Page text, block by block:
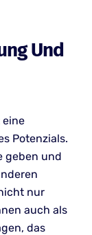
Und
Potenzials.
geben und
nur
auch als
das